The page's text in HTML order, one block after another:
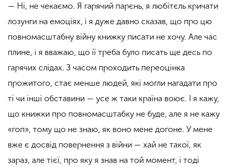
— Ні, не чекаємо. Я гарячий парєнь, я любітєль кричати
лозунги на емоціях, і я дуже давно сказав, що про цю
повномасштабну війну книжку писати не хочу. Але час
плине, і я вважаю, що її треба було писать ще десь по
гарячих слідах. З часом проходить переоцінка
прожитого, стає менше людей, які могли нагадати про
ті чи інші обставини — усе ж таки країна воює. І я кажу,
що книжки про повномасштабку не буде, але я не кажу
«гоп» , тому що не знаю, як воно мене догоне. У мене
вже є досвід повернення з війни — хай не такої, як
зараз, але тієї, про яку я знав на той момент, і тоді